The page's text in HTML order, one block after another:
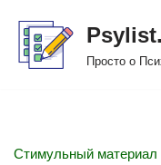
Перейти
Просто о
Стимульный материал